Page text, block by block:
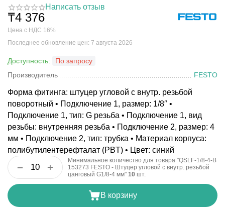
Написать отзыв
₸4 376
Цена с НДС 16%
Последнее обновление цен: 7 августа 2026
Доступность:
По запросу
Производитель
FESTO
Форма фитинга: штуцер угловой с внутр. резьбой
поворотный • Подключение 1, размер: 1/8″ •
Подключение 1, тип: G резьба • Подключение 1, вид
резьбы: внутренняя резьба • Подключение 2, размер: 4
мм • Подключение 2, тип: трубка • Материал корпуса:
полибутилентерефталат (PBT) • Цвет: синий
+
−
Минимальное количество для товара "QSLF-1/8-4-B
153273 FESTO - Штуцер угловой с внутр. резьбой
цанговый G1/8-4 мм" 10 шт.
В корзину